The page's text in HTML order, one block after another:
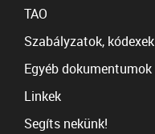
TAO
Szabályzatok, kódexek
Egyéb dokumentumok
Linkek
Segíts nekünk!